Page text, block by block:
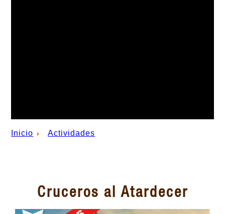
Inicio Actividades
Cruceros al Atardecer